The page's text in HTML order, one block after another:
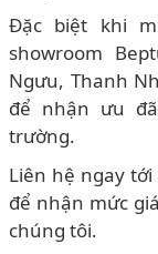
Đặc biệt khi
showroom
Ngưu, Thanh
để nhận ưu
trường.
Liên hệ ngay
để nhận mức
chúng tôi.